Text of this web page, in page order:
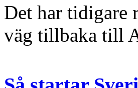
Det har tidigare
väg tillbaka till